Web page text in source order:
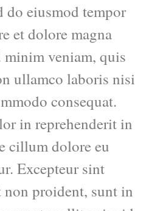
do eiusmod tempor
et dolore magna
veniam, quis
ullamco laboris nisi
consequat.
in reprehenderit in
cillum dolore eu
Excepteur sint
non proident, sunt in